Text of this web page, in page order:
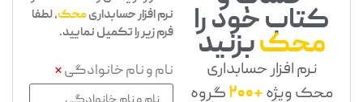
کتاب خود را
محکبزنید
نرم افزار حسابداری
محک ویژه+200
گروه
نرم افزار حسابداریمحک، لطفا
فرم زیر را تکمیل نمایید.
نام و نام خانوادگی*